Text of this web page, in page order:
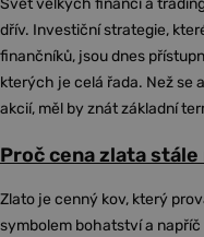
Svět velkých financí a
dřív. Investiční strategie,
finančníků, jsou dnes
kterých je celá řada. Než se
akcií, měl by znát základní
Proč cena zlata
Zlato je cenný kov, který
symbolem bohatství a